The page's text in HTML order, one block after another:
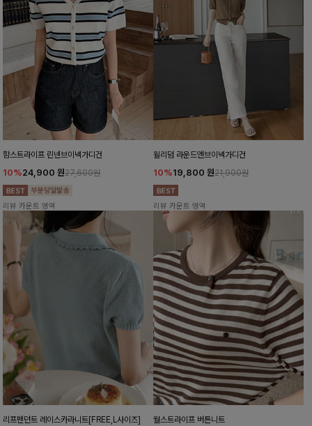
함스트라이프 린넨브이넥가디건
10%24,900 원27,600원
리뷰 카운트 영역
윌리덤 라운드앤브이넥가디건
10%19,800 원21,900원
리뷰 카운트 영역
리프펜던트 레이스카라니트[FREE,L사이즈] 월스트라이프 버튼니트